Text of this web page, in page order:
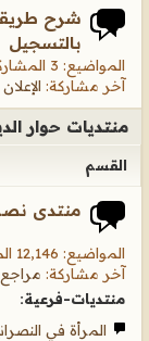
شرح
بالتسجيل
المواضيع: 3 المشاركات: 8
آخر مشاركة:
منتديات حوار
القسم
منتدى
المواضيع: 12,146 المشاركات: 95,034
آخر مشاركة: مراجع
منتديات-فرعية:
المرأة في